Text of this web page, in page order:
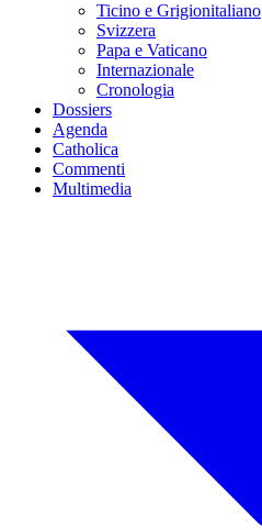
Ticino e Grigionitaliano
Svizzera
Papa e Vaticano
Internazionale
Cronologia
Dossiers
Agenda
Catholica
Commenti
Multimedia